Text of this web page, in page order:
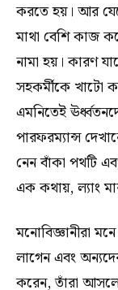
করতে হয়। আর
মাথা বেশি কাজ
নামা হয়। কারণ
সহকর্মীকে খাটো
এমনিতেই
পারফরম্যান্স
নেন বাঁকা পথটি
এক কথায়, ল্যাং
মনোবিজ্ঞানীরা
লাগেন এবং
করেন, তাঁরা আসলে